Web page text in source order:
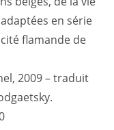
en série
flamande de
2009 – traduit